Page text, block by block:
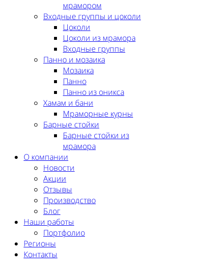
мрамором
Входные группы и цоколи
Цоколи
Цоколи из мрамора
Входные группы
Панно и мозаика
Мозаика
Панно
Панно из оникса
Хамам и бани
Мраморные курны
Барные стойки
Барные стойки из
мрамора
О компании
Новости
Акции
Отзывы
Производство
Блог
Наши работы
Портфолио
Регионы
Контакты